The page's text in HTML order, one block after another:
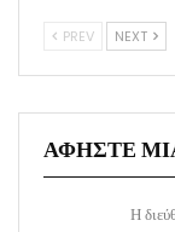
PREV NEXT
ΑΦΉΣΤΕ
Η